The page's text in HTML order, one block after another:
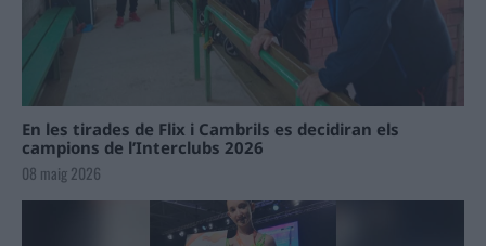
En les tirades de Flix i Cambrils es decidiran els
campions de l’Interclubs 2026
08 maig 2026